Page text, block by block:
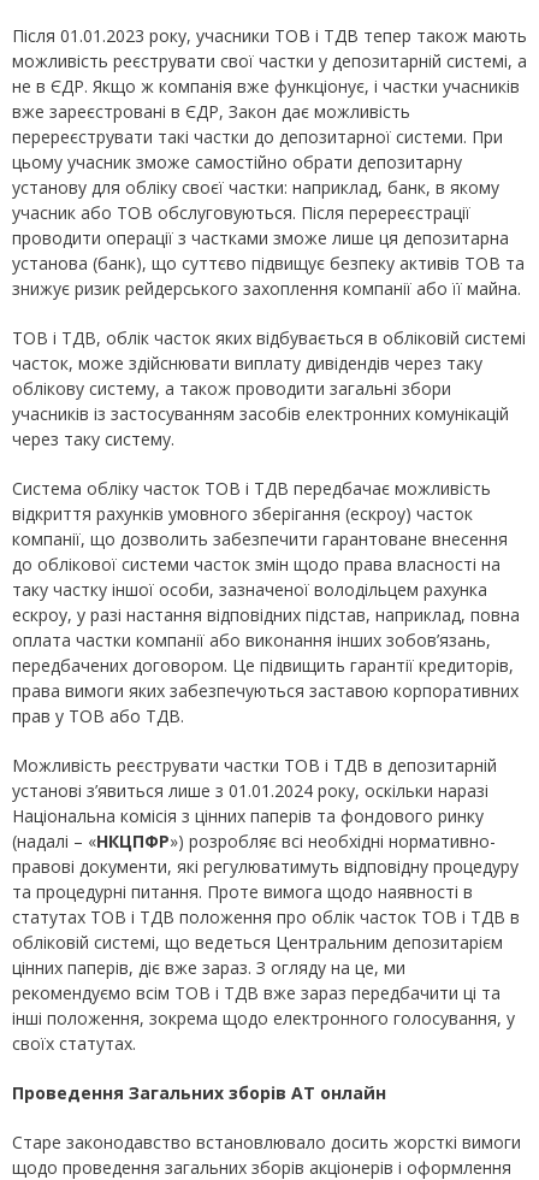
Після 01.01.2023 року, учасники ТОВ і ТДВ тепер також мають
можливість реєструвати свої частки у депозитарній системі, а
не в ЄДР. Якщо ж компанія вже функціонує, і частки учасників
вже зареєстровані в ЄДР, Закон дає можливість
перереєструвати такі частки до депозитарної системи. При
цьому учасник зможе самостійно обрати депозитарну
установу для обліку своєї частки: наприклад, банк, в якому
учасник або ТОВ обслуговуються. Після перереєстрації
проводити операції з частками зможе лише ця депозитарна
установа (банк), що суттєво підвищує безпеку активів ТОВ та
знижує ризик рейдерського захоплення компанії або її майна.
ТОВ і ТДВ, облік часток яких відбувається в обліковій системі
часток, може здійснювати виплату дивідендів через таку
облікову систему, а також проводити загальні збори
учасників із застосуванням засобів електронних комунікацій
через таку систему.
Система обліку часток ТОВ і ТДВ передбачає можливість
відкриття рахунків умовного зберігання (ескроу) часток
компанії, що дозволить забезпечити гарантоване внесення
до облікової системи часток змін щодо права власності на
таку частку іншої особи, зазначеної володільцем рахунка
ескроу, у разі настання відповідних підстав, наприклад, повна
оплата частки компанії або виконання інших зобов’язань,
передбачених договором. Це підвищить гарантії кредиторів,
права вимоги яких забезпечуються заставою корпоративних
прав у ТОВ або ТДВ.
Можливість реєструвати частки ТОВ і ТДВ в депозитарній
установі з’явиться лише з 01.01.2024 року, оскільки наразі
Національна комісія з цінних паперів та фондового ринку
(надалі – «НКЦПФР») розробляє всі необхідні нормативно-
правові документи, які регулюватимуть відповідну процедуру
та процедурні питання. Проте вимога щодо наявності в
статутах ТОВ і ТДВ положення про облік часток ТОВ і ТДВ в
обліковій системі, що ведеться Центральним депозитарієм
цінних паперів, діє вже зараз. З огляду на це, ми
рекомендуємо всім ТОВ і ТДВ вже зараз передбачити ці та
інші положення, зокрема щодо електронного голосування, у
своїх статутах.
Проведення Загальних зборів АТ онлайн
Старе законодавство встановлювало досить жорсткі вимоги
щодо проведення загальних зборів акціонерів і оформлення